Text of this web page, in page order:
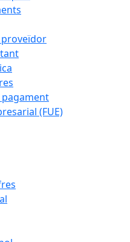
(FUE)